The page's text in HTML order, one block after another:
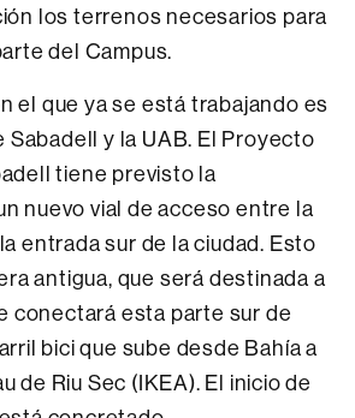
los terrenos necesarios para
del Campus.
el que ya se está trabajando es
Sabadell y la UAB. El Proyecto
tiene previsto la
nuevo vial de acceso entre la
entrada sur de la ciudad. Esto
antigua, que será destinada a
conectará esta parte sur de
bici que sube desde Bahía a
de Riu Sec (IKEA). El inicio de